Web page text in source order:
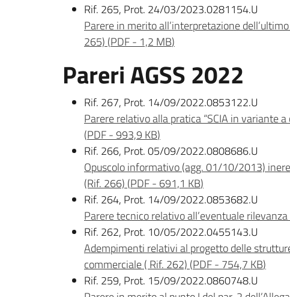
Rif. 265, Prot. 24/03/2023.0281154.U
Parere in merito all’interpretazione
265) (PDF- 1,2 MB)
Pareri AGSS 2022
Rif. 267, Prot. 14/09/2022.0853122.U
Parere relativo alla pratica “SCIA in variante
(PDF-993,9 KB)
Rif. 266, Prot. 05/09/2022.0808686.U
Opuscolo informativo (agg. 01/10/2013)
(Rif. 266) (PDF- 691,1 KB)
Rif. 264, Prot. 14/09/2022.0853682.U
Parere tecnico relativo all’eventuale
Rif. 262, Prot. 10/05/2022.0455143.U
Adempimenti relativi al progetto delle
commerciale ( Rif. 262) (PDF- 754,7 KB)
Rif. 259, Prot. 15/09/2022.0860748.U